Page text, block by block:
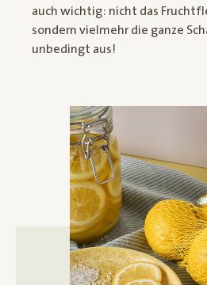
auch wichtig: nicht das
sondern vielmehr die ganze
unbedingt aus!